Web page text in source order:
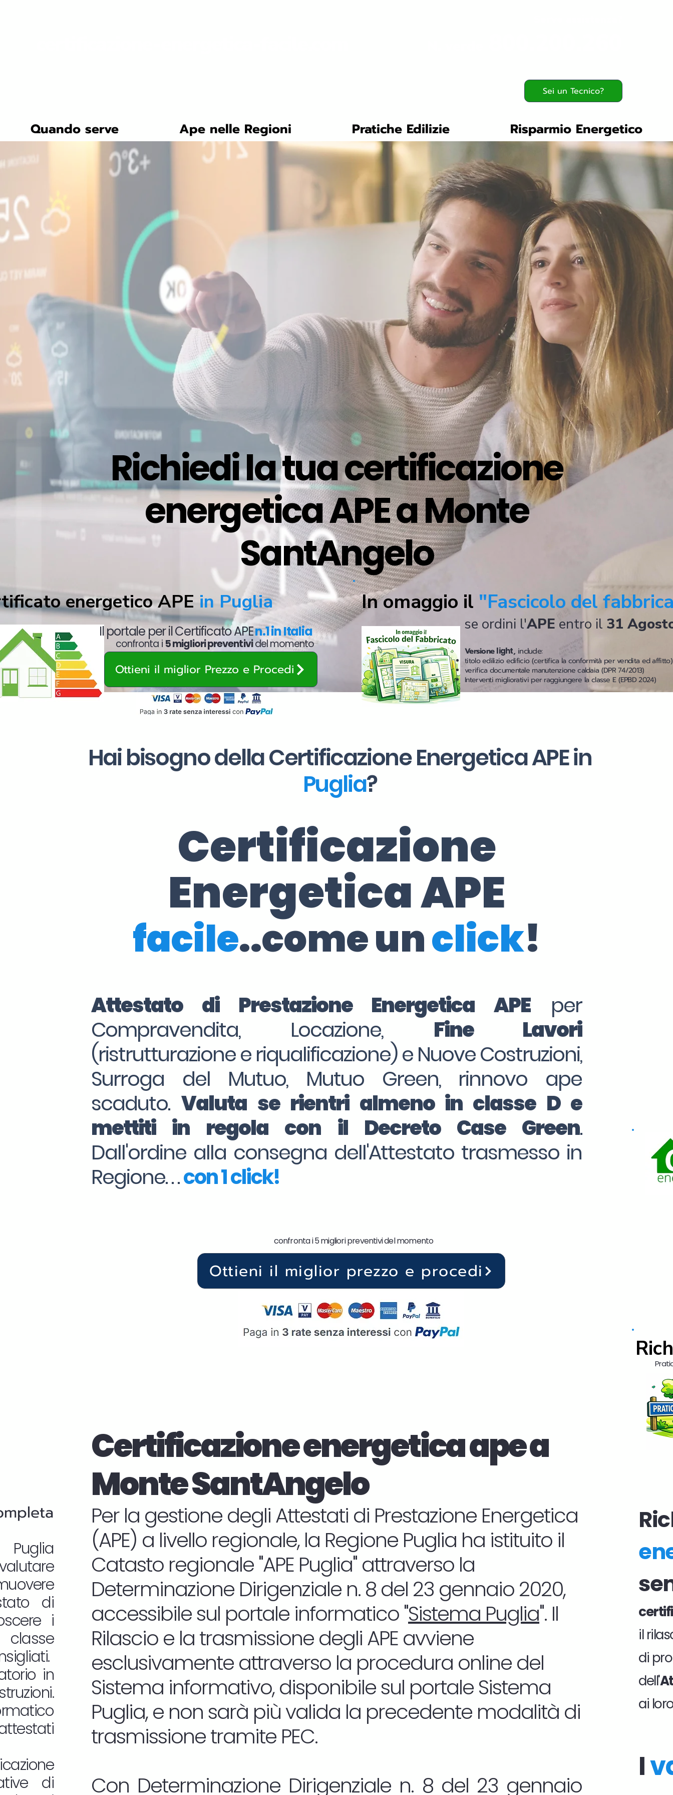
Sei un Tecnico?
Richiedi la tua certificazione
energetica APE a Monte
SantAngelo
energetico APE in Puglia
Ottieni il miglior Prezzo e Procedi
Il portale per il Certificato APEn.1 in Italia
confronta i 5 migliori preventividel momento
In omaggio il "Fascicolo del
se ordini l'APE entro il 31
Versionelight,include:
titolo edilizio edificio (certifica la conformità per vendita ed affitto)
verifica documentale manutenzione caldaia (DPR 74/2013)
Interventi migliorativi per raggiungere la classe E (EPBD 2024)
Hai bisogno della Certificazione Energetica APE in
Puglia?
Certificazione
Energetica APE
facile..come unclick!
Attestato di Prestazione Energetica APEper
Compravendita, Locazione, Fine Lavori
(ristrutturazione e riqualificazione) e Nuove Costruzioni,
Surroga del Mutuo, Mutuo Green, rinnovo ape
scaduto.Valuta se rientri almeno in classe D e
mettiti in regola con il Decreto Case Green.
Dall'ordine alla consegna dell'Attestato trasmesso in
Regione. . .con 1 click!
confronta i 5 migliori preventivi del momento
Ottieni il miglior prezzo e procedi
Certificazione energetica ape a
Monte SantAngelo
di
i
in
di
Per la gestione degli Attestati di Prestazione Energetica
(APE) a livello regionale, la Regione Puglia ha istituito il
Catasto regionale "APE Puglia" attraverso la
Determinazione Dirigenziale n. 8 del 23 gennaio 2020,
accessibile sul portale informatico "Sistema Puglia". Il
Rilascio e la trasmissione degli APE avviene
esclusivamente attraverso la procedura online del
Sistema informativo, disponibile sul portale Sistema
Puglia, e non sarà più valida la precedente modalità di
trasmissione tramite PEC.
Con Determinazione Dirigenziale n. 8 del 23 gennaio
il
di
dell'
ai
I
Quando serve Ape nelle Regioni Pratiche Edilizie Risparmio Energetico